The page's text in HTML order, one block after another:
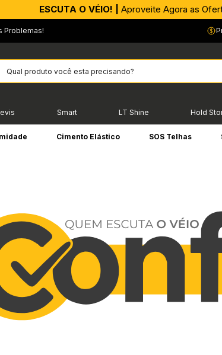
ESCUTA O VÉIO! | Aproveite Agora as
Problemas!
Smart LT Shine Hold
Cimento Elástico SOS Telhas